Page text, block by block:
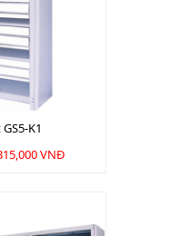
K1
VNĐ